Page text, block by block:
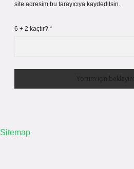
site adresim bu tarayıcıya kaydedilsin.
6 + 2 kaçtır? *
Sitemap